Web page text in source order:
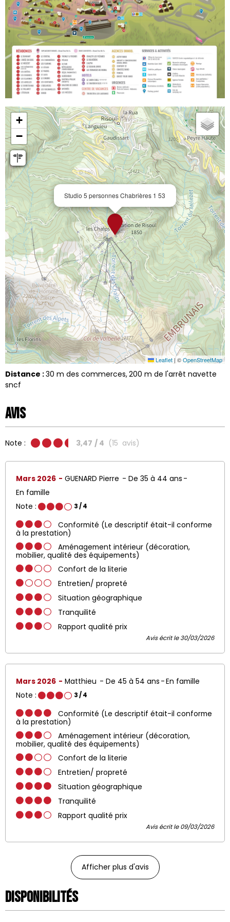
Studio 5 personnes Chabrières 1 53
+
−
Leaflet |©OpenStreetMap
Distance :30 m des commerces 200 m de l'arrêt navette
sncf
Avis
Note : 3,47 / 4 (15 avis)
Mars 2026 GUENARD Pierre
De 35 à 44 ans
En famille
Note :
3/ 4
Conformité (Le descriptif était-il conforme
à la prestation)
Aménagement intérieur (décoration,
mobilier, qualité des équipements)
Confort de la literie
Entretien/ propreté
Situation géographique
Tranquilité
Rapport qualité prix
Avis écrit le 30/03/2026
Mars 2026 Matthieu De 45 à 54 ans
En famille
Note :
3/ 4
Conformité (Le descriptif était-il conforme
à la prestation)
Aménagement intérieur (décoration,
mobilier, qualité des équipements)
Confort de la literie
Entretien/ propreté
Situation géographique
Tranquilité
Rapport qualité prix
Avis écrit le 09/03/2026
Afficher plus d'avis
Disponibilités